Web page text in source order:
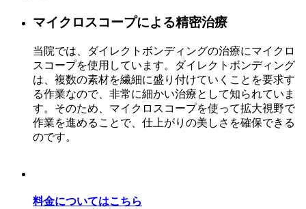
マイクロスコープによる精密治療
当院では、ダイレクトボンディングの治療にマイクロ
スコープを使用しています。ダイレクトボンディング
は、複数の素材を繊細に盛り付けていくことを要求す
る作業なので、非常に細かい治療として知られていま
す。そのため、マイクロスコープを使って拡大視野で
作業を進めることで、仕上がりの美しさを確保できる
のです。
料金についてはこちら